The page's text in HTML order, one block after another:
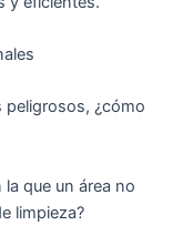
peligrosos, ¿cómo
la que un área no
limpieza?